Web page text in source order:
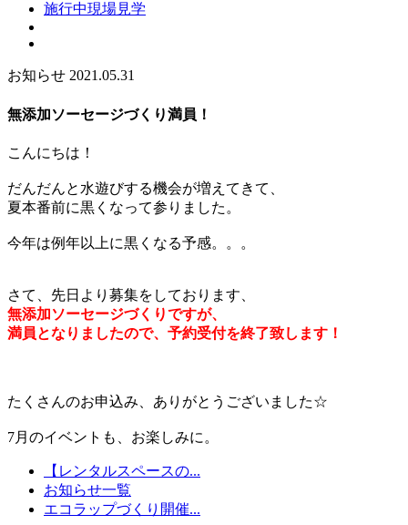
施行中現場見学
お知らせ 2021.05.31
無添加ソーセージづくり満員！
こんにちは！
だんだんと水遊びする機会が増えてきて、
夏本番前に黒くなって参りました。
今年は例年以上に黒くなる予感。。。
さて、先日より募集をしております、
無添加ソーセージづくりですが、
満員となりましたので、予約受付を終了致します！
たくさんのお申込み、ありがとうございました☆
7月のイベントも、お楽しみに。
【レンタルスペースの...
お知らせ一覧
エコラップづくり開催...